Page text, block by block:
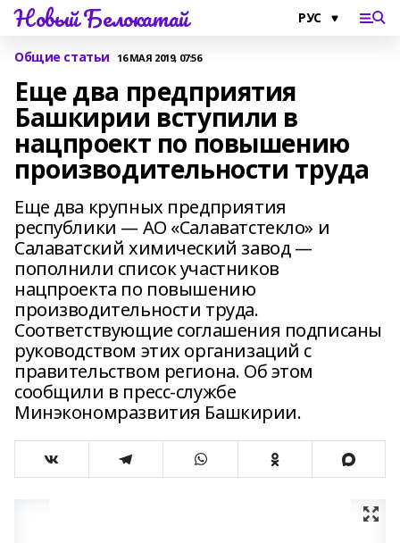
Новый Белокатай
Общие статьи 16 МАЯ 2019, 07:56
Еще два предприятия
Башкирии вступили в
нацпроект по повышению
производительности труда
Еще два крупных предприятия
республики — АО «Салаватстекло» и
Салаватский химический завод —
пополнили список участников
нацпроекта по повышению
производительности труда.
Соответствующие соглашения подписаны
руководством этих организаций с
правительством региона. Об этом
сообщили в пресс-службе
Минэкономразвития Башкирии.